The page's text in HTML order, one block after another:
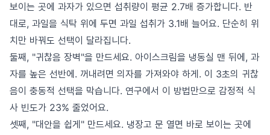
보이는 곳에 과자가 있으면 섭취량이 평균 2.7배 증가합니다. 반
대로, 과일을 식탁 위에 두면 과일 섭취가 3.1배 늘어요. 단순히 위
치만 바꿔도 선택이 달라집니다.
둘째, "귀찮음 장벽"을 만드세요. 아이스크림을 냉동실 맨 뒤에, 과
자를 높은 선반에. 꺼내려면 의자를 가져와야 하게. 이 3초의 귀찮
음이 충동적 선택을 막습니다. 연구에서 이 방법만으로 감정적 식
사 빈도가 23% 줄었어요.
셋째, "대안을 쉽게" 만드세요. 냉장고 문 열면 바로 보이는 곳에